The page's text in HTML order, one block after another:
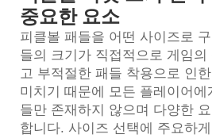
중요한 요소
피클볼 패들을 어떤 사이즈로
들의 크기가 직접적으로 게임의
고 부적절한 패들 착용으로 인
미치기 때문에 모든 플레이어에
들만 존재하지 않으며 다양한
합니다. 사이즈 선택에 주요하